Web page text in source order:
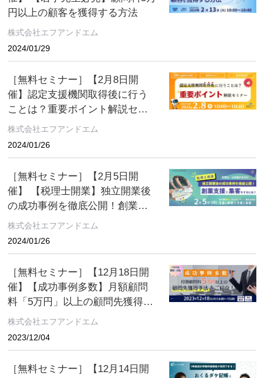
円以上の顧客を獲得する方法
株式会社エフアンドエム
2024/01/29
［無料セミナー］【2月8日開
催】認定支援機関取得後に行う
ことは？重要ポイント解説セミ
ナー
株式会社エフアンドエム
2024/01/26
［無料セミナー］【2月5日開
催】 【税理士開業】独立開業後
の成功事例を徹底公開！創業支
援で集客をするには？
株式会社エフアンドエム
2024/01/26
［無料セミナー］【12月18日開
催】【成功事例多数】月額顧問
料「5万円」以上の顧問先獲得手
法をご紹介！
株式会社エフアンドエム
2023/12/04
［無料セミナー］【12月14日開